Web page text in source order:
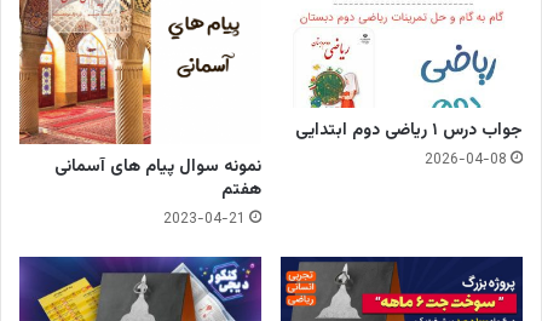
جواب درس ۱ ریاضی دوم ابتدایی
2026-04-08
نمونه سوال پیام های آسمانی
هفتم
2023-04-21